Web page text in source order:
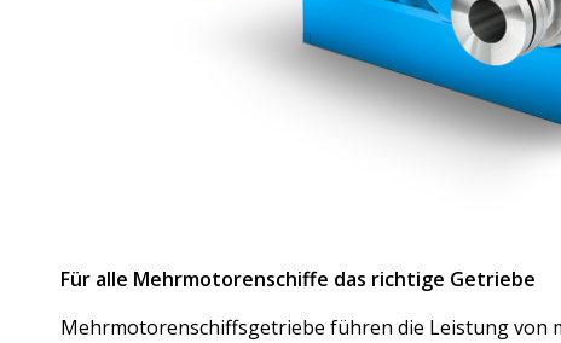
Für alle Mehrmotorenschiffe das richtige Getriebe
Mehrmotorenschiffsgetriebe führen die Leistung von